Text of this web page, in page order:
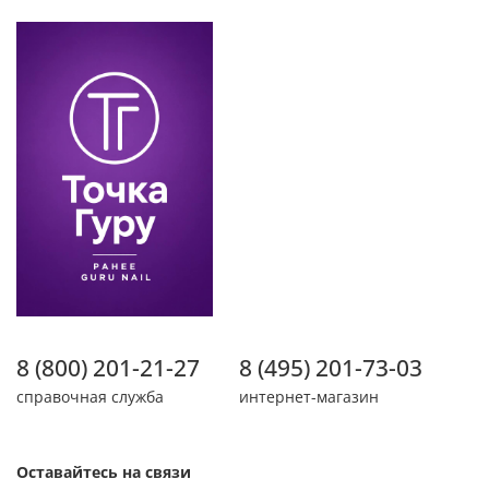
8 (800) 201-21-27
справочная служба
8 (495) 201-73-03
интернет-магазин
Оставайтесь на связи